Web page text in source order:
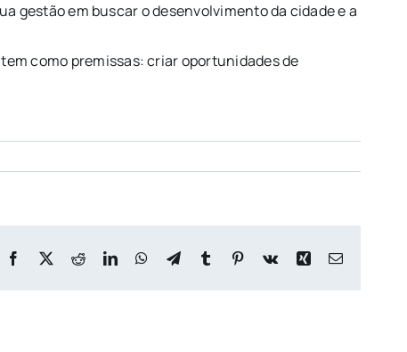
gestão em buscar o desenvolvimento da cidade e a
como premissas: criar oportunidades de
Facebook
X RedditLinkedInWhatsApp
TelegramTumblr Pinterest
Vk Xing E-